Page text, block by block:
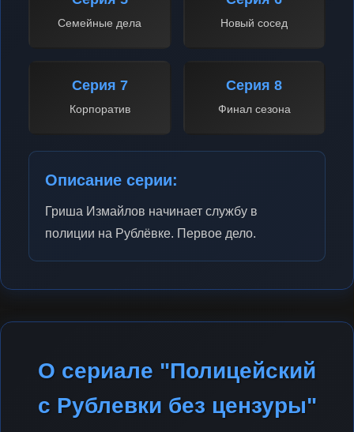
Семейные дела Новый сосед
Серия 7
Корпоратив
Серия 8
Финал сезона
Описание серии:
Гриша Измайлов начинает службу в
полиции на Рублёвке. Первое дело.
О сериале "Полицейский
с Рублевки без цензуры"